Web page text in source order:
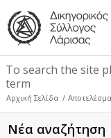
To search the site
term
Αρχική Σελίδα /
Νέα αναζήτηση